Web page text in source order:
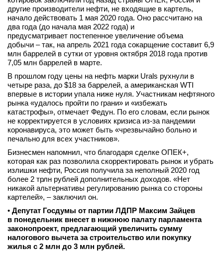
другие производители нефти, не входящие в картель,
начало действовать 1 мая 2020 года. Оно рассчитано на
два года (до начала мая 2022 года) и
предусматривает постепенное увеличение объема
добычи – так, на апрель 2021 года сокарщение составит 6,9
млн баррелей в сутки от уровня октября 2018 года против
7,05 млн баррелей в марте.
В прошлом году цены на нефть марки Urals рухнули в
четыре раза, до $18 за баррелей, а американская WTI
впервые в истории упала ниже нуля. Участникам нефтяного
рынка «удалось пройти по грани» и «избежать
катастрофы», отмечает Федун. По его словам, если рынок
не корректируется в условиях кризиса из-за пандемии
коронавируса, это может быть «чрезвычайно больно и
печально для всех участников».
Бизнесмен напомнил, что благодаря сделке ОПЕК+,
которая как раз позволила скорректировать рынок и убрать
излишки нефти, Россия получила за неполный 2020 год
более 2 трлн рублей дополнительных доходов. «Нет
никакой альтернативы регулированию рынка со стороны
картелей», – заключил он.
• Депутат Госдумы от партии ЛДПР Максим Зайцев
в понедельник внесет в нижнюю палату парламента
законопроект, предлагающий увеличить сумму
налогового вычета за строительство или покупку
жилья с 2 млн до 3 млн рублей.